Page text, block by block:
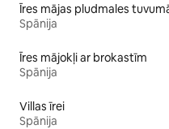
Īres mājas pludmales
Spānija
Īres mājokļi ar brokastīm
Spānija
Villas īrei
Spānija